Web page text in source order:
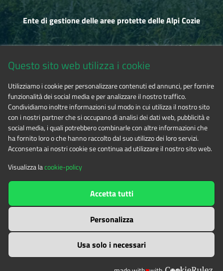
Ente di gestione delle aree protette delle Alpi Cozie
Via Fransuà Fontan, 1 - 10050 Salbertrand (TO)
Phone 0122.854720
E-mailalpicozie@cert.ruparpiemonte.it
The contents of this websitebyEnte di gestione delle aree
protette delle Alpi Cozieis licensed under
Attribution-NonCommercial-NoDerivatives 4.0 International
Questo sito web utilizza i cookie
Utilizziamo i cookie per personalizzare contenuti ed annunci, per fornire
funzionalità dei social media e per analizzare il nostro traffico.
Condividiamo inoltre informazioni sul modo in cui utilizza il nostro sito
con i nostri partner che si occupano di analisi dei dati web, pubblicità e
social media, i quali potrebbero combinarle con altre informazioni che
ha fornito loro o che hanno raccolto dal suo utilizzo dei loro servizi.
Acconsenta ai nostri cookie se continua ad utilizzare il nostro sito web.
Visualizza lacookie-policy
Usa solo i necessari
Personalizza
Accetta tutti